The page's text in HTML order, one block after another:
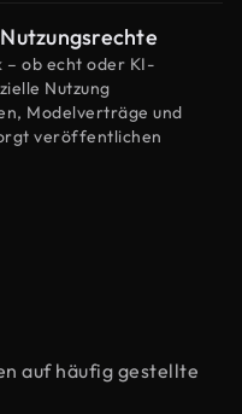
– ob echt oder KI-
Nutzung
Modelverträge und
veröffentlichen
auf häufig gestellte